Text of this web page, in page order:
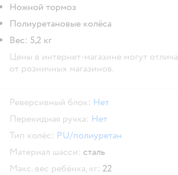
Ножной тормоз
Полиуретановые колёса
Вес: 5,2 кг
Цены в интернет-магазине могут
от розничных магазинов.
Реверсивный блок: Нет
Перекидная ручка: Нет
Тип колёс: PU/полиуретан
Материал шасси: сталь
Макс. вес ребёнка, кг: 22